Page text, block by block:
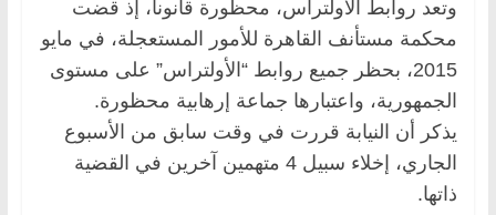
وتعد روابط الأولتراس، محظورة قانونا، إذ قضت
محكمة مستأنف القاهرة للأمور المستعجلة، في مايو
2015، بحظر جميع روابط “الأولتراس” على مستوى
الجمهورية، واعتبارها جماعة إرهابية محظورة.
يذكر أن النيابة قررت في وقت سابق من الأسبوع
الجاري، إخلاء سبيل 4 متهمين آخرين في القضية
ذاتها.